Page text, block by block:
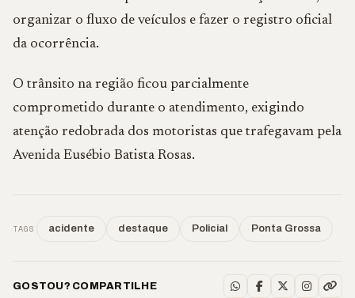
organizar o fluxo de veículos e fazer o registro oficial
da ocorrência.
O trânsito na região ficou parcialmente
comprometido durante o atendimento, exigindo
atenção redobrada dos motoristas que trafegavam pela
Avenida Eusébio Batista Rosas.
TAGS acidente destaque Policial Ponta Grossa
GOSTOU? COMPARTILHE